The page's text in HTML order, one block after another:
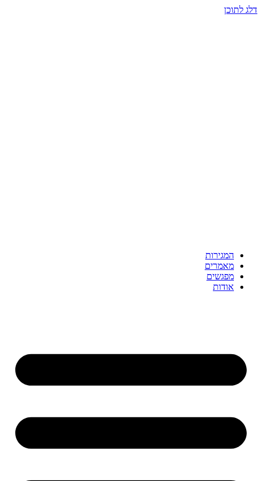
דלג לתוכן
המגירות
מאמרים
מפגשים
אודות